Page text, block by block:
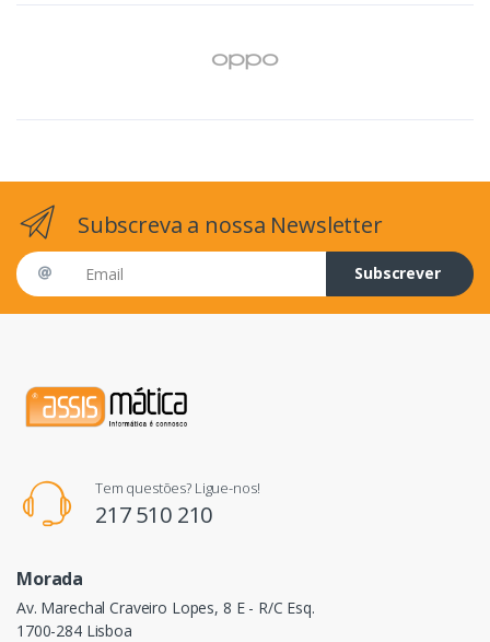
Subscreva a nossa Newsletter
Email address
Subscrever
Tem questões? Ligue-nos!
217 510 210
Morada
Av. Marechal Craveiro Lopes, 8 E - R/C Esq.
1700-284 Lisboa